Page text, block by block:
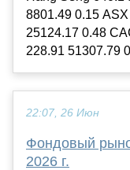
8801.49 0.15
25124.17 0.48
228.91 51307.79
22:07, 26 Июн
Фондовый
2026 г.